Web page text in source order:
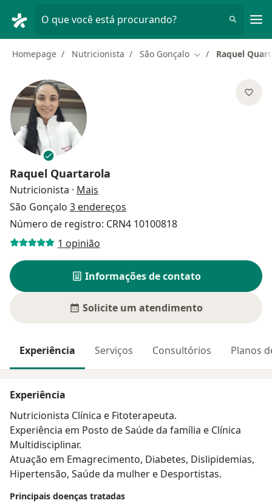
O que você está procurando?
Homepage Nutricionista São Gonçalo Mudar de cidade
Raquel
Raquel Quartarola
Nutricionista · Mais
São Gonçalo 3 endereços
Número de registro: CRN4 10100818
1 opinião
Informações de contato
Solicite um atendimento
Experiência Serviços Consultórios Planos
Experiência
Nutricionista Clínica e Fitoterapeuta.
Experiência em Posto de Saúde da família e Clínica
Multidisciplinar.
Atuação em Emagrecimento, Diabetes, Dislipidemias,
Hipertensão, Saúde da mulher e Desportistas.
Principais doenças tratadas